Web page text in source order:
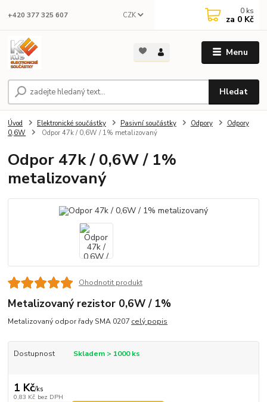
Menu
CZK
Hledat
+420 377 325 607 0 ks
za 0 Kč
Úvod Elektronické součástky Pasivní součástky Odpory
Odpory
0,6W
Odpor 47k / 0,6W / 1% metalizovaný
Odpor 47k / 0,6W / 1%
metalizovaný
Ohodnotit produkt
Metalizovaný rezistor 0,6W / 1%
Metalizovaný odpor řady SMA 0207 celý popis
Dostupnost Skladem > 1000 ks
1 Kč/ks
0,83 Kč bez DPH